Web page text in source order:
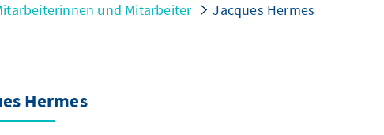
und Mitarbeiter Jacques Hermes
Hermes